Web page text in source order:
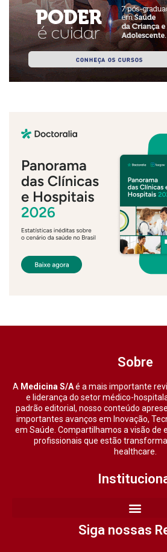
Sobre
A Medicina S/Aé a mais importante
e liderança do setor médico-
padrão editorial, nosso conteúdo
importantes avanços em Inovação,
em Saúde. Compartilhamos a visão de
profissionais que estão
healthcare.
Siga nossas